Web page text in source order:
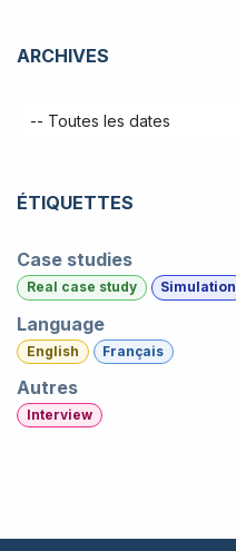
ARCHIVES
ÉTIQUETTES
Case studies
Real case study Simulation
Language
English Français
Autres
Interview